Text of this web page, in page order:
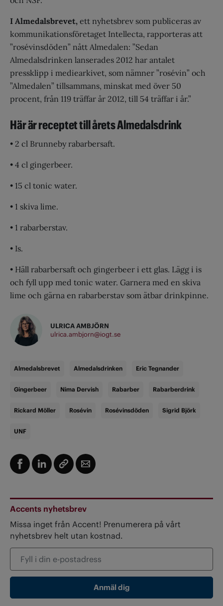
I Almedalsbrevet, ett nyhetsbrev som publiceras av
kommunikationsföretaget Intellecta, rapporteras att
”rosévinsdöden” nått Almedalen: ”Sedan
Almedalsdrinken lanserades 2012 har antalet
pressklipp i mediearkivet, som nämner ”rosévin” och
”Almedalen” tillsammans, minskat med över 50
procent, från 119 träffar år 2012, till 54 träffar i år.”
Här är receptet till årets Almedalsdrink
• 2 cl Brunneby rabarbersaft.
• 4 cl gingerbeer.
• 15 cl tonic water.
• 1 skiva lime.
• 1 rabarberstav.
• Is.
• Häll rabarbersaft och gingerbeer i ett glas. Lägg i is
och fyll upp med tonic water. Garnera med en skiva
lime och gärna en rabarberstav som ätbar drinkpinne.
ULRICA AMBJÖRN
ulrica.ambjorn@iogt.se
Almedalsbrevet Almedalsdrinken Eric Tegnander
Gingerbeer Nima Dervish Rabarber Rabarberdrink
Rickard Möller Rosévin Rosévinsdöden Sigrid Björk
UNF
Accents nyhetsbrev
Missa inget från Accent! Prenumerera på vårt
nyhetsbrev helt utan kostnad.